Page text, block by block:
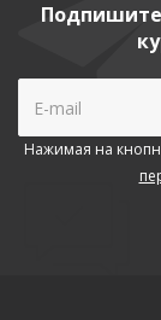
Нажимая на